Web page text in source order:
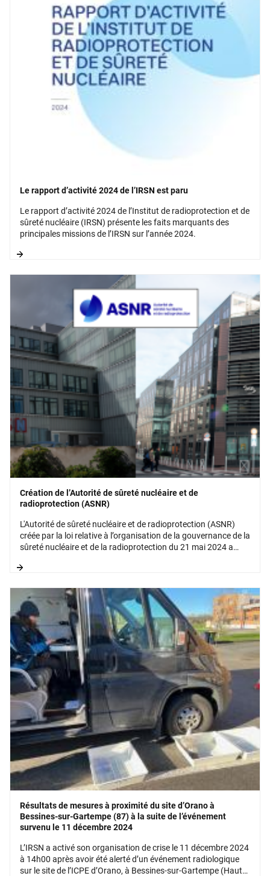
Le rapport d’activité 2024 de l’IRSN est paru
Le rapport d’activité 2024 de l’Institut de radioprotection et de
sûreté nucléaire (IRSN) présente les faits marquants des
principales missions de l’IRSN sur l’année 2024.
Création de l’Autorité de sûreté nucléaire et de
radioprotection (ASNR)
L'Autorité de sûreté nucléaire et de radioprotection (ASNR)
créée par la loi relative à l’organisation de la gouvernance de la
sûreté nucléaire et de la radioprotection du 21 mai 2024 a
l’Autorité de sûreté nucléaire (ASN) et de l’Institut de
Résultats de mesures à proximité du site d’Orano à
Bessines-sur-Gartempe (87) à la suite de l’événement
survenu le 11 décembre 2024
L’IRSN a activé son organisation de crise le 11 décembre 2024
à 14h00 après avoir été alerté d’un événement radiologique
sur le site de l’ICPE d’Orano, à Bessines-sur-Gartempe (Haute